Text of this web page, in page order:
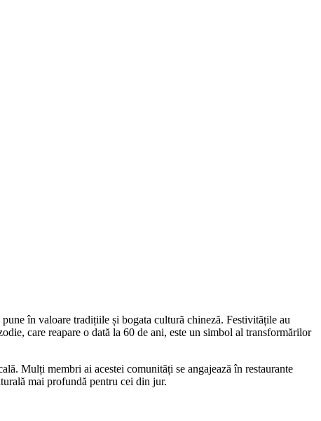
în valoare tradițiile și bogata cultură chineză. Festivitățile au
care reapare o dată la 60 de ani, este un simbol al transformărilor
Mulți membri ai acestei comunități se angajează în restaurante
mai profundă pentru cei din jur.